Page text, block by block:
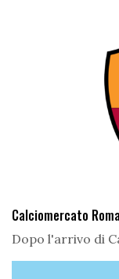
Calciomercato
Dopo l'arrivo di